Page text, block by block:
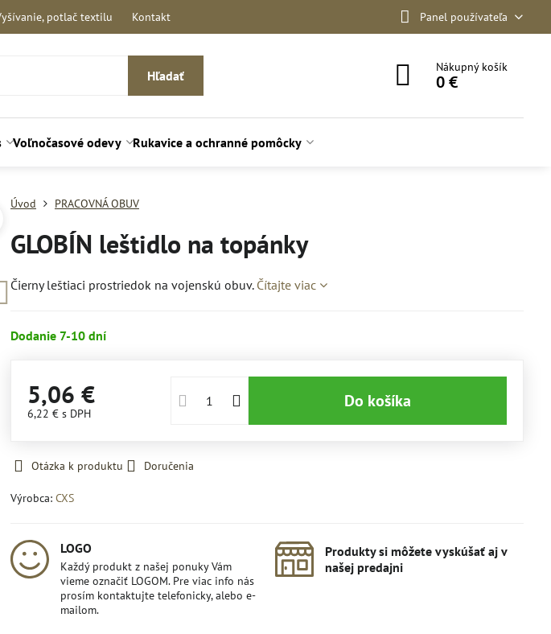
potlač textilu Kontakt Panel používateľa
Hľadať
Nákupný košík
0 €
Voľnočasové odevy Rukavice a ochranné pomôcky
Úvod PRACOVNÁ OBUV
GLOBÍN leštidlo na topánky
Čierny leštiaci prostriedok na vojenskú obuv. Čítajte viac
Dodanie 7-10 dní
5,06 €
6,22 € s DPH
Do košíka
Otázka k produktu Doručenia
Výrobca: CXS
LOGO
Každý produkt z našej ponuky Vám
vieme označiť LOGOM. Pre viac info nás
prosím kontaktujte telefonicky, alebo e-
mailom.
Produkty si môžete vyskúšať aj v
našej predajni